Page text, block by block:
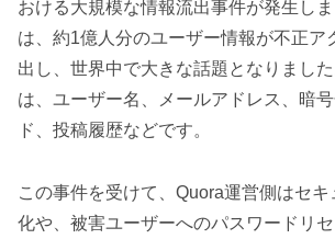
おける大規模な情報流出事件が発生し
は、約1億人分のユーザー情報が不正ア
出し、世界中で大きな話題となりまし
は、ユーザー名、メールアドレス、暗
ド、投稿履歴などです。
この事件を受けて、Quora運営側はセ
化や、被害ユーザーへのパスワードリ